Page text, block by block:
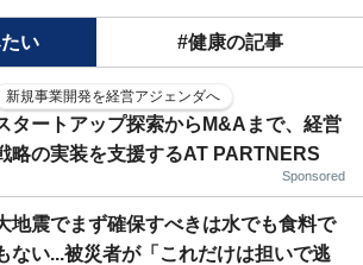
い #健康の記事
新規事業開発を経営アジェンダへ
タートアップ探索からM&Aまで、経営
略の実装を支援するAT PARTNERS
Sponsored
地震でまず確保すべきは水でも食料で
ない...被災者が「これだけは担いで逃